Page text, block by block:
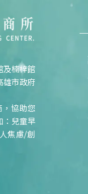
及楠梓館
雄市政府
協助您
：兒童早
焦慮/創